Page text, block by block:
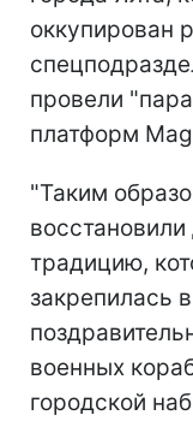
оккупирован
провели
платформ
"Таким
традицию,
закрепилась
военных
городской